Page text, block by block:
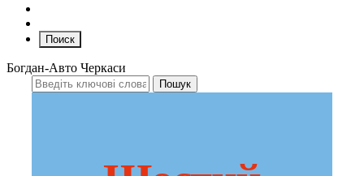
Поиск
Богдан-Авто Черкаси